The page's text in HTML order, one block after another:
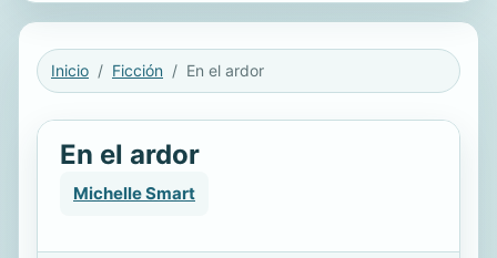
Inicio Ficción En el ardor
En el ardor
Michelle Smart